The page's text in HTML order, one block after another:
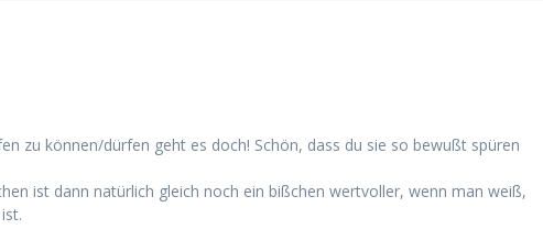
zu können/dürfen geht es doch! Schön, dass du sie so bewußt spüren
ist dann natürlich gleich noch ein bißchen wertvoller, wenn man weiß,